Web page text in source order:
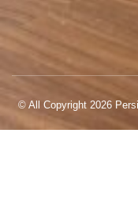
© All Copyright 2026